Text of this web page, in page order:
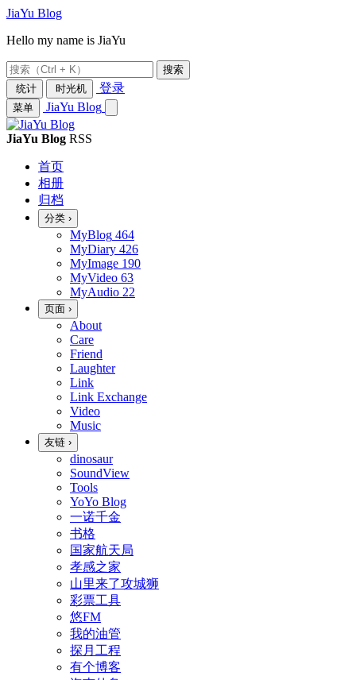
JiaYu Blog
Hello my name is JiaYu
搜索
统计
时光机 登录
菜单 JiaYu Blog
JiaYu Blog RSS
首页
相册
归档
分类 ›
MyBlog 464
MyDiary 426
MyImage 190
MyVideo 63
MyAudio 22
页面 ›
About
Care
Friend
Laughter
Link
Link Exchange
Video
Music
友链 ›
dinosaur
SoundView
Tools
YoYo Blog
一诺千金
书格
国家航天局
孝感之家
山里来了攻城狮
彩票工具
悠FM
我的油管
探月工程
有个博客